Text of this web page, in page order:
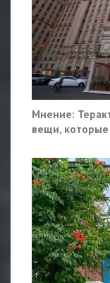
Мнение:
вещи, которые